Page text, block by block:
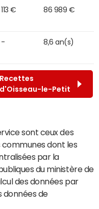
113 € 86 989 €
- 8,6 an(s)
Recettes
d'Oisseau-le-Petit
sont ceux des
communes dont les
par la
du ministère de
des données par
données de